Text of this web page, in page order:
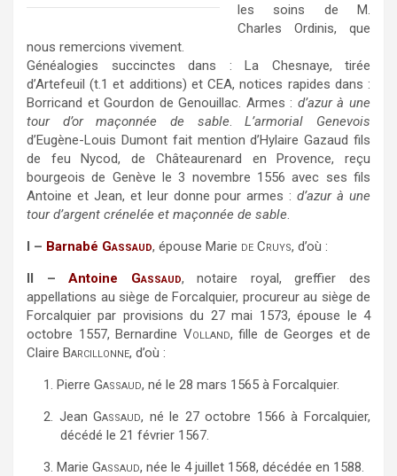
o
o
k
e
r
les soins de M.
Charles Ordinis, que
nous remercions vivement.
Généalogies succinctes dans : La Chesnaye, tirée
d’Artefeuil (t.1 et additions) et CEA, notices rapides dans :
Borricand et Gourdon de Genouillac. Armes : d’azur à une
tour d’or maçonnée de sable.L’armorial Genevois
d’Eugène-Louis Dumont fait mention d’Hylaire Gazaud fils
de feu Nycod, de Châteaurenard en Provence, reçu
bourgeois de Genève le 3 novembre 1556 avec ses fils
Antoine et Jean, et leur donne pour armes :d’azur à une
tour d’argent crénelée et maçonnée de sable.
I – Barnabé Gassaud, épouse Marie de Cruys, d’où :
II –Antoine Gassaud, notaire royal, greffier des
appellations au siège de Forcalquier, procureur au siège de
Forcalquier par provisions du 27 mai 1573, épouse le 4
octobre 1557, Bernardine Volland, fille de Georges et de
Claire Barcillonne, d’où :
1. Pierre Gassaud, né le 28 mars 1565 à Forcalquier.
2. JeanGassaud, né le 27 octobre 1566 à Forcalquier,
décédé le 21 février 1567.
3. Marie Gassaud, née le 4 juillet 1568, décédée en 1588.